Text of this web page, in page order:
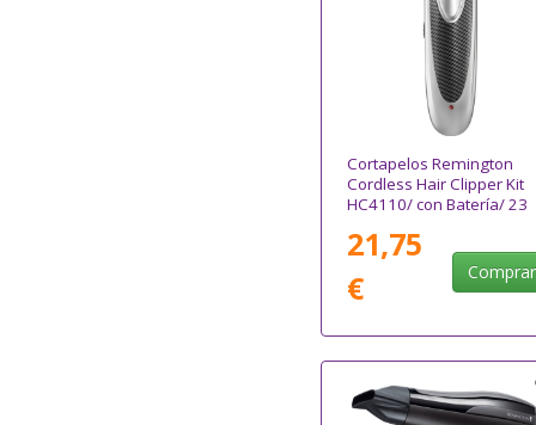
Cortapelos Remington
Cordless Hair Clipper Kit
HC4110/ con Batería/ 23
21,75
€
Comprar